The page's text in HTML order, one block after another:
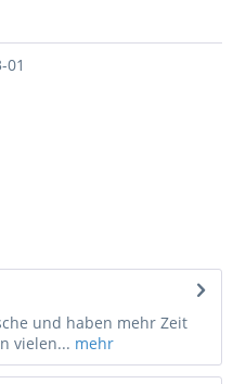
01
und haben mehr Zeit
vielen... mehr